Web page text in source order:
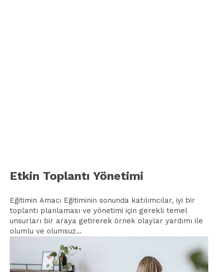
Etkin Toplantı Yönetimi
Eğitimin Amacı Eğitiminin sonunda katılımcılar, iyi bir
toplantı planlaması ve yönetimi için gerekli temel
unsurları bir araya getirerek örnek olaylar yardımı ile
olumlu ve olumsuz...